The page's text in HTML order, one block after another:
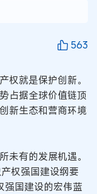
563
权就是保护创新。
占据全球价值链顶
新生态和营商环境
未有的发展机遇。
权强国建设纲要
强国建设的宏伟蓝